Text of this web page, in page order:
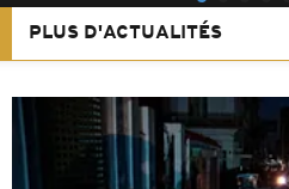
PLUS D'ACTUALITÉS